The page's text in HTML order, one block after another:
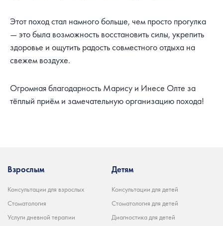
Этот поход стал намного больше, чем просто прогулка
— это была возможность восстановить силы, укрепить
здоровье и ощутить радость совместного отдыха на
свежем воздухе.
Огромная благодарность Марису и Инесе Олте за
тёплый приём и замечательную организацию похода!
Взрослым
Консультации для взрослых
Стоматология
Услуги дневной терапии
Детям
Консультации для детей
Стоматология для детей
Диагностика для детей